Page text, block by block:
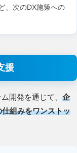
、次のDX施策への
援
開発を通じて、 企
組みをワンストッ